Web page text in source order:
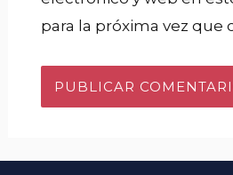
para la próxima vez que